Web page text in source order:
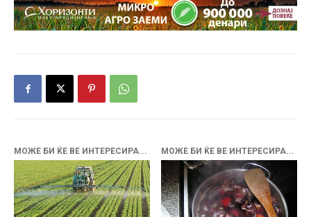
МОЖЕ БИ ЌЕ ВЕ ИНТЕРЕСИРА... МОЖЕ БИ ЌЕ ВЕ ИНТЕРЕСИРА...